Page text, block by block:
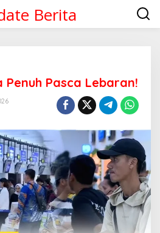
Berita
Pasca Lebaran!